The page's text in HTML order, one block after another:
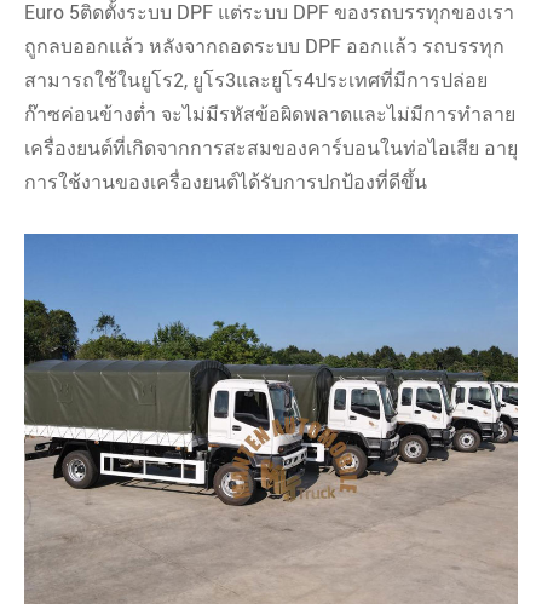
Euro 5ติดตั้งระบบ DPF แต่ระบบ DPF ของรถบรรทุกของเรา
ถูกลบออกแล้ว หลังจากถอดระบบ DPF ออกแล้ว รถบรรทุก
สามารถใช้ในยูโร2, ยูโร3และยูโร4ประเทศที่มีการปล่อย
ก๊าซค่อนข้างต่ำ จะไม่มีรหัสข้อผิดพลาดและไม่มีการทำลาย
เครื่องยนต์ที่เกิดจากการสะสมของคาร์บอนในท่อไอเสีย อายุ
การใช้งานของเครื่องยนต์ได้รับการปกป้องที่ดีขึ้น